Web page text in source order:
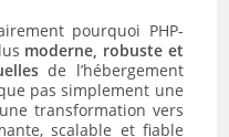
pourquoi PHP-
moderne, robuste et
de l’hébergement
pas simplement une
transformation vers
scalable et fiable